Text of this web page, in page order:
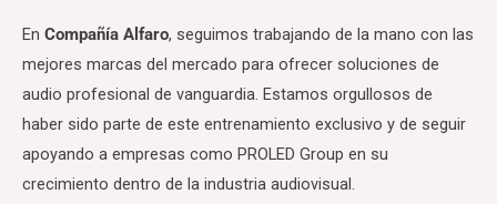
En Compañía Alfaro, seguimos trabajando de la mano con las
mejores marcas del mercado para ofrecer soluciones de
audio profesional de vanguardia. Estamos orgullosos de
haber sido parte de este entrenamiento exclusivo y de seguir
apoyando a empresas como PROLED Group en su
crecimiento dentro de la industria audiovisual.